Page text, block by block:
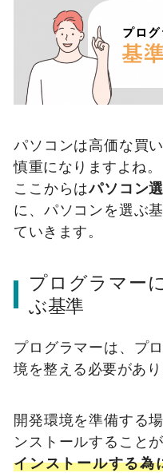
パソコンは高価な買
慎重になりますよね。
ここからはパソコン
に、パソコンを選ぶ
ていきます。
プログラマー
ぶ基準
プログラマーは、プ
境を整える必要があり
開発環境を準備する
ンストールすること
インストールする為